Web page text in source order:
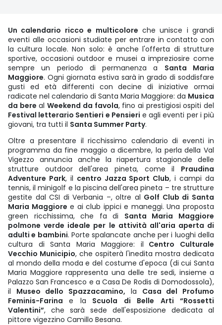
Un calendario ricco e multicolore che unisce i grandi
eventi alle occasioni studiate per entrare in contatto con
la cultura locale. Non solo: è anche l'offerta di strutture
sportive, occasioni outdoor e musei a impreziosire come
sempre un periodo di permanenza a Santa Maria
Maggiore. Ogni giornata estiva sarà in grado di soddisfare
gusti ed età differenti con decine di iniziative ormai
radicate nel calendario di Santa Maria Maggiore: da Musica
da bere alWeekend da favola, fino ai prestigiosi ospiti del
Festival letterario Sentieri e Pensieri e agli eventi per i più
giovani, tra tutti il Santa Summer Party.
Oltre a presentare il ricchissimo calendario di eventi in
programma da fine maggio a dicembre, la perla della Val
Vigezzo annuncia anche la riapertura stagionale delle
strutture outdoor dell'area pineta, come il Praudina
Adventure Park, il centro Jazza Sport Club, i campi da
tennis, il minigolf e la piscina dell'area pineta – tre strutture
gestite dal CSI di Verbania –, oltre al Golf Club di Santa
Maria Maggiore e ai club ippici e maneggi. Una proposta
green ricchissima, che fa di Santa Maria Maggiore
polmone verde ideale per le attività all'aria aperta di
adulti e bambini. Porte spalancate anche per i luoghi della
cultura di Santa Maria Maggiore: il Centro Culturale
Vecchio Municipio, che ospiterà l'inedita mostra dedicata
al mondo della moda e del costume d'epoca (di cui Santa
Maria Maggiore rappresenta una delle tre sedi, insieme a
Palazzo San Francesco e a Casa De Rodis di Domodossola),
il Museo dello Spazzacamino, la Casa del Profumo
Feminis-Farinae la Scuola di Belle Arti “Rossetti
Valentini”, che sarà sede dell'esposizione dedicata al
pittore vigezzino Camillo Besana.